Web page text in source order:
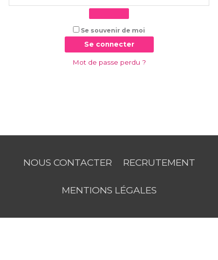
Se souvenir de moi
Se connecter
Mot de passe perdu ?
NOUS CONTACTER RECRUTEMENT
MENTIONS LÉGALES